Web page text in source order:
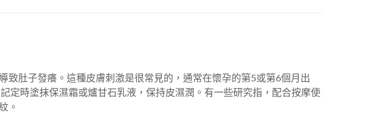
致肚子發癢。這種皮膚刺激是很常見的，通常在懷孕的第5或第6個月出
定時塗抹保濕霜或爐甘石乳液，保持皮濕潤。有一些研究指，配合按摩使
。